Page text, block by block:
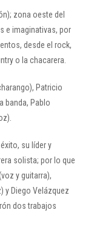
zona oeste del
e imaginativas, por
desde el rock,
o la chacarera.
Patricio
banda, Pablo
su líder y
solista; por lo que
y guitarra),
y Diego Velázquez
dos trabajos